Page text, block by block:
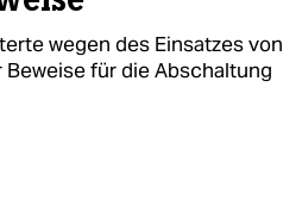
wegen des Einsatzes von
für die Abschaltung